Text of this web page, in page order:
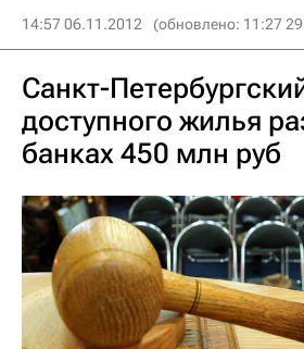
14:57 06.11.2012 (обновлено: 11:27
Санкт-
доступного жилья
банках 450 млн руб